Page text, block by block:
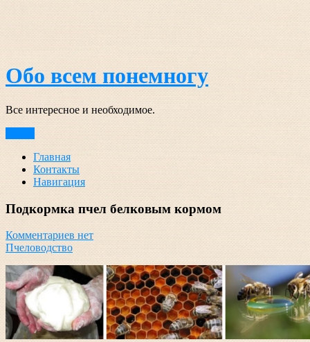
Обо всем понемногу
Все интересное и необходимое.
Главная
Контакты
Навигация
Подкормка пчел белковым кормом
Комментариев нет
Пчеловодство